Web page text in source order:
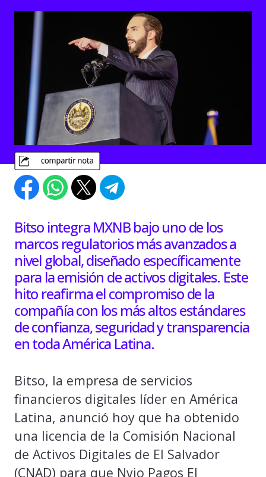
Bitso integra MXNB bajo uno de los
marcos regulatorios más avanzados a
nivel global, diseñado específicamente
para la emisión de activos digitales. Este
hito reafirma el compromiso de la
compañía con los más altos estándares
de confianza, seguridad y transparencia
en toda América Latina.
Bitso, la empresa de servicios
financieros digitales líder en América
Latina, anunció hoy que ha obtenido
una licencia de la Comisión Nacional
de Activos Digitales de El Salvador
(CNAD) para que Nvio Pagos El